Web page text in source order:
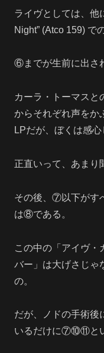
ライヴとしては、他
Night” (Atco 159) で
⑥までが生前に出さ
カーラ・トーマスと
からそれぞれ声をか
LPだが、ぼくは感心
正直いって、あまり
その後、⑦以下がす
は⑧である。
この中の「アイヴ・
バー」は大げさじゃ
の。
だが、ノドの手術後
いるだけに⑦⑩⑪とい